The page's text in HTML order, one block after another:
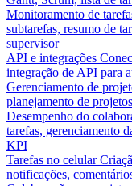
Monitoramento de
subtarefas, resumo de
supervisor
API e integrações
integração de API para
Gerenciamento de
planejamento de
Desempenho do
tarefas, gerenciamento
KPI
Tarefas no celular
notificações,